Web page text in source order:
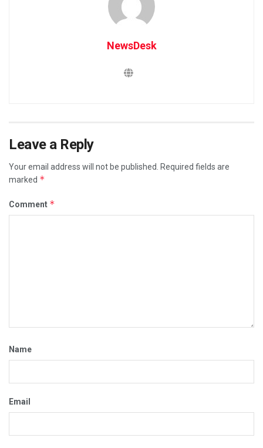
NewsDesk
Leave a Reply
Your email address will not be published.
Required fields are
marked *
Comment *
Name
Email